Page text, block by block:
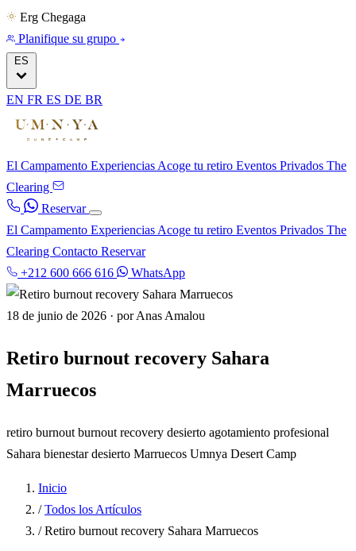
Erg Chegaga
Planifique su grupo
ES
EN FR ES DE BR
El Campamento Experiencias Acoge tu retiro Eventos Privados The
Clearing
Reservar
El Campamento Experiencias Acoge tu retiro Eventos Privados The
Clearing Contacto Reservar
+212 600 666 616
WhatsApp
18 de junio de 2026 · por Anas Amalou
Retiro burnout recovery Sahara
Marruecos
retiro burnout burnout recovery desierto agotamiento profesional
Sahara bienestar desierto Marruecos Umnya Desert Camp
Inicio
/ Todos los Artículos
/ Retiro burnout recovery Sahara Marruecos